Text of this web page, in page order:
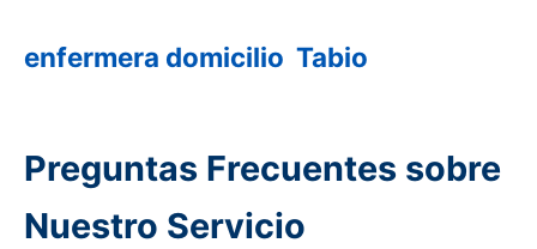
enfermera domicilio Tabio
Preguntas Frecuentes sobre
Nuestro Servicio